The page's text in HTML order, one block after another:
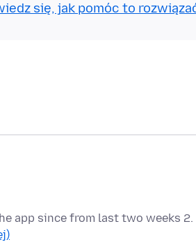
się, jak pomóc to
app since from last two weeks 2.